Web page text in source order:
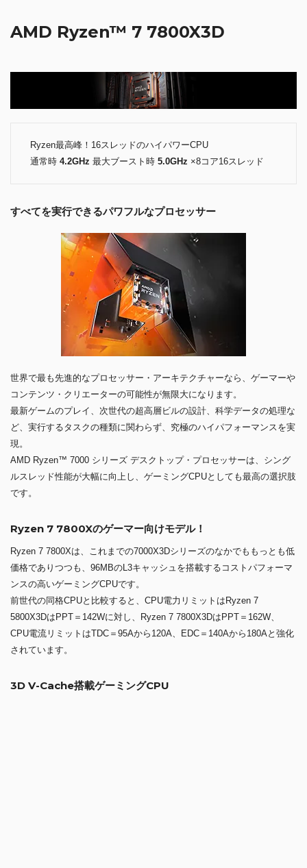
AMD Ryzen™ 7 7800X3D
Ryzen最高峰！16スレッドのハイパワーCPU
通常時 4.2GHz 最大ブースト時 5.0GHz ×8コア16スレッド
すべてを実行できるパワフルなプロセッサー
世界で最も先進的なプロセッサー・アーキテクチャーなら、ゲーマーや
コンテンツ・クリエーターの可能性が無限大になります。
最新ゲームのプレイ、次世代の超高層ビルの設計、科学データの処理な
ど、実行するタスクの種類に関わらず、究極のハイパフォーマンスを実
現。
AMD Ryzen™ 7000 シリーズ デスクトップ・プロセッサーは、シング
ルスレッド性能が大幅に向上し、ゲーミングCPUとしても最高の選択肢
です。
Ryzen 7 7800Xのゲーマー向けモデル！
Ryzen 7 7800Xは、これまでの7000X3Dシリーズのなかでももっとも低
価格でありつつも、96MBのL3キャッシュを搭載するコストパフォーマ
ンスの高いゲーミングCPUです。
前世代の同格CPUと比較すると、CPU電力リミットはRyzen 7
5800X3DはPPT＝142Wに対し、Ryzen 7 7800X3DはPPT＝162W、
CPU電流リミットはTDC＝95Aから120A、EDC＝140Aから180Aと強化
されています。
3D V-Cache搭載ゲーミングCPU